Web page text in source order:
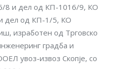
8 и дел од КП-1016/9, КО
дел од КП-1/5, КО
изработен од Трговско
градба и
увоз-извоз Скопје, со